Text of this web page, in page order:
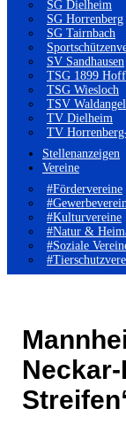
SG Dielheim
SG Horrenberg
SG Tairnbach
SV Sandhausen
TSG 1899
TSG Wiesloch
TSV
TV Dielheim
TV
Stellenanzeigen
Vereine
#Fördervereine
#Kulturvereine
#Natur &
#Soziale